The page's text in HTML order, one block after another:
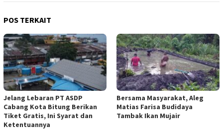
POS TERKAIT
Jelang Lebaran PT ASDP
Cabang Kota Bitung Berikan
Tiket Gratis, Ini Syarat dan
Ketentuannya
Bersama Masyarakat, Aleg
Matias Farisa Budidaya
Tambak Ikan Mujair